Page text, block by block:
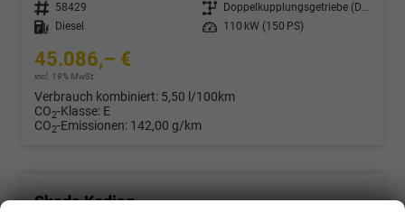
Fahrzeugnr. 58429 Getriebe
Doppelkupplungsgetriebe (DSG)
Kraftstoff
Diesel Leistung 110 kW (150 PS)
45.086,– €
incl. 19% MwSt.
Verbrauch kombiniert: 5,50 l/100km
CO2-Klasse: E
CO2-Emissionen: 142,00 g/km
Skoda Kodiaq